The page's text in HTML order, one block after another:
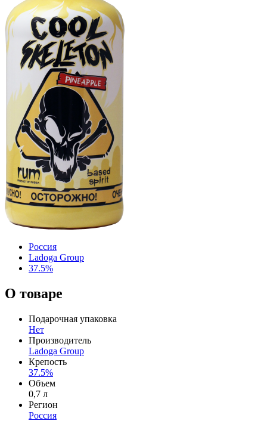
Россия
Ladoga Group
37.5%
О товаре
Подарочная упаковка
Нет
Производитель
Ladoga Group
Крепость
37.5%
Объем
0,7 л
Регион
Россия